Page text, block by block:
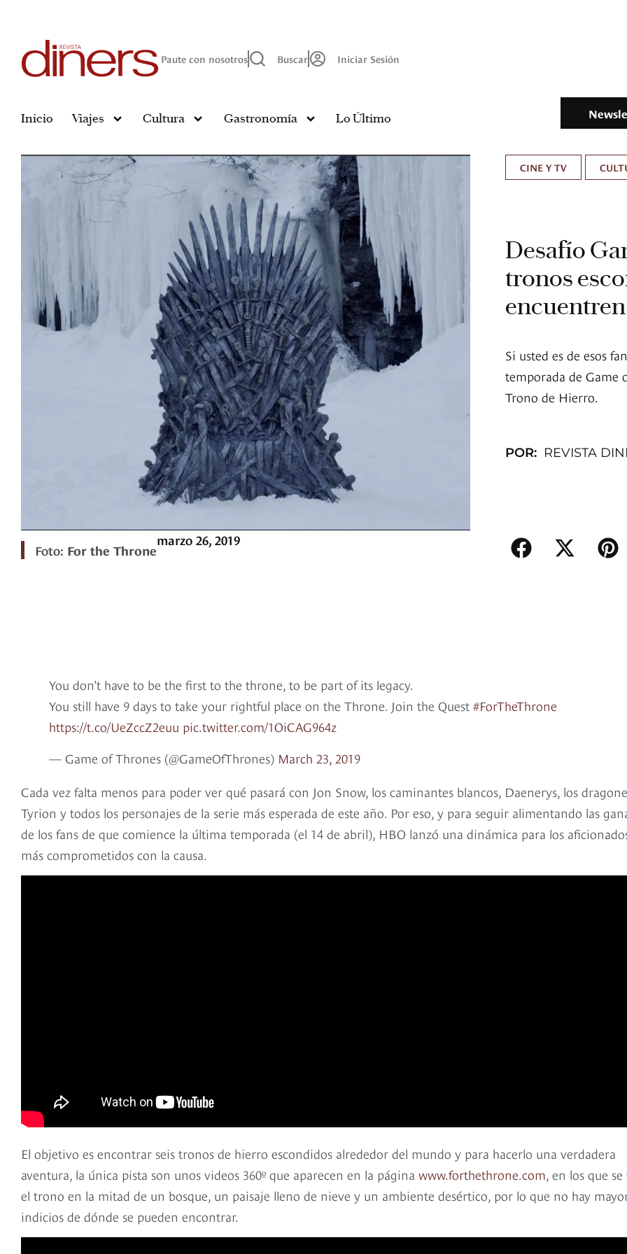
Paute con nosotros Buscar Iniciar Sesión
Inicio Viajes Cultura Gastronomía Lo Último
Foto: For the Throne
marzo 26, 2019
CINE Y TV
Desafío
tronos
encuentren
Si usted es de esos
temporada de Game
Trono de Hierro.
POR: REVISTA
You don’t have to be the first to the throne, to be part of its legacy.
You still have 9 days to take your rightful place on the Throne. Join the Quest #ForTheThrone
https://t.co/UeZccZ2euu pic.twitter.com/1OiCAG964z
— Game of Thrones (@GameOfThrones) March 23, 2019
Cada vez falta menos para poder ver qué pasará con Jon Snow, los caminantes blancos, Daenerys, los
Tyrion y todos los personajes de la serie más esperada de este año. Por eso, y para seguir alimentando las
de los fans de que comience la última temporada (el 14 de abril), HBO lanzó una dinámica para los
más comprometidos con la causa.
El objetivo es encontrar seis tronos de hierro escondidos alrededor del mundo y para hacerlo una verdadera
aventura, la única pista son unos videos 360º que aparecen en la página www.forthethrone.com, en los que se
el trono en la mitad de un bosque, un paisaje lleno de nieve y un ambiente desértico, por lo que no hay
indicios de dónde se pueden encontrar.